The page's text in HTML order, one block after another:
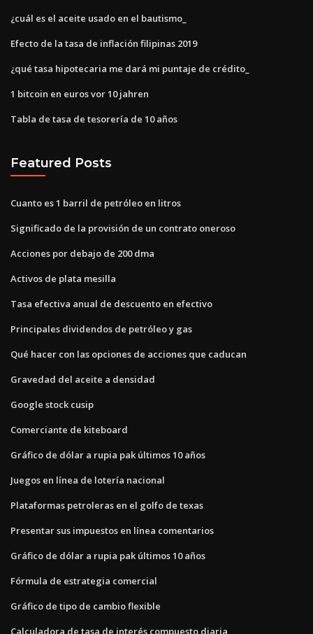
¿cuál es el aceite usado en el bautismo_
Efecto de la tasa de inflación filipinas 2019
¿qué tasa hipotecaria me dará mi puntaje de crédito_
1 bitcoin en euros vor 10 jahren
Tabla de tasa de tesorería de 10 años
Featured Posts
Cuanto es 1 barril de petróleo en litros
Significado de la provisión de un contrato oneroso
Acciones por debajo de 200 dma
Activos de plata mesilla
Tasa efectiva anual de descuento en efectivo
Principales dividendos de petróleo y gas
Qué hacer con las opciones de acciones que caducan
Gravedad del aceite a densidad
Google stock cusip
Comerciante de kiteboard
Gráfico de dólar a rupia pak últimos 10 años
Juegos en línea de lotería nacional
Plataformas petroleras en el golfo de texas
Presentar sus impuestos en línea comentarios
Gráfico de dólar a rupia pak últimos 10 años
Fórmula de estrategia comercial
Gráfico de tipo de cambio flexible
Calculadora de tasa de interés compuesto diaria